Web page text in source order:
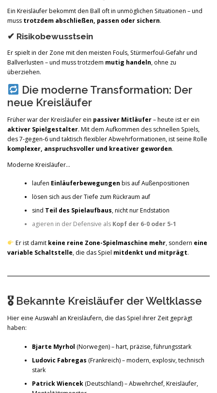
Ein Kreisläufer bekommt den Ball oft in unmöglichen Situationen – und
muss trotzdem abschließen, passen oder sichern.
✔ Risikobewusstsein
Er spielt in der Zone mit den meisten Fouls, Stürmerfoul-Gefahr und
Ballverlusten – und muss trotzdem mutig handeln, ohne zu
überziehen.
Die moderne Transformation: Der
neue Kreisläufer
Früher war der Kreisläufer ein passiver Mitläufer– heute ist er ein
aktiver Spielgestalter. Mit dem Aufkommen des schnellen Spiels,
des 7-gegen-6 und taktisch flexibler Abwehrformationen, ist seine Rolle
komplexer, anspruchsvoller und kreativer geworden.
Moderne Kreisläufer…
laufen Einläuferbewegungen bis auf Außenpositionen
lösen sich aus der Tiefe zum Rückraum auf
sind Teil des Spielaufbaus, nicht nur Endstation
agieren in der Defensive als Kopf der 6-0 oder 5-1
Er ist damit keine reine Zone-Spielmaschine mehr, sondern eine
variable Schaltstelle, die das Spiel mitdenkt und mitprägt.
🎖 Bekannte Kreisläufer der Weltklasse
Hier eine Auswahl an Kreisläufern, die das Spiel ihrer Zeit geprägt
haben:
Bjarte Myrhol (Norwegen) – hart, präzise, führungsstark
Ludovic Fabregas (Frankreich) – modern, explosiv, technisch
stark
Patrick Wiencek(Deutschland) – Abwehrchef, Kreisläufer,